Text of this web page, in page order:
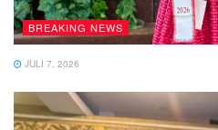
BREAKING NEWS
JULI 7, 2026